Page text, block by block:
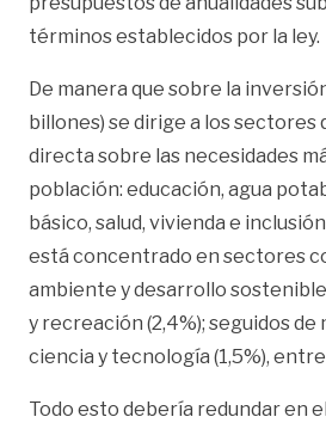
términos establecidos por la ley.
De manera que sobre la
billones) se dirige a los sectores
directa sobre las necesidades
población: educación, agua
básico, salud, vivienda e
está concentrado en sectores
ambiente y desarrollo
y recreación (2,4%); seguidos de
ciencia y tecnología (1,5%),
Todo esto debería redundar en